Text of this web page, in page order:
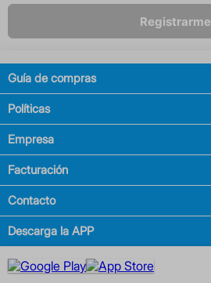
Registrarme
Guía de compras
Políticas
Empresa
Facturación
Contacto
Descarga la APP